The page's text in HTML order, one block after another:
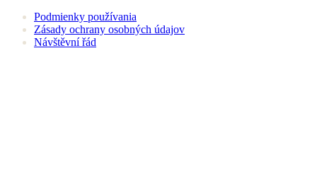
Podmienky používania
Zásady ochrany osobných údajov
Návštěvní řád